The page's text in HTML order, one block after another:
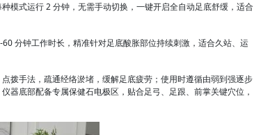
模式运行 2 分钟，无需手动切换，一键开启全自动足底舒缓，适合
分钟工作时长，精准针对足底酸胀部位持续刺激，适合久站、运
拨手法，疏通经络淤堵，缓解足底疲劳；使用时遵循由弱到强逐步
器底部配备专属保健石电极区，贴合足弓、足跟、前掌关键穴位，